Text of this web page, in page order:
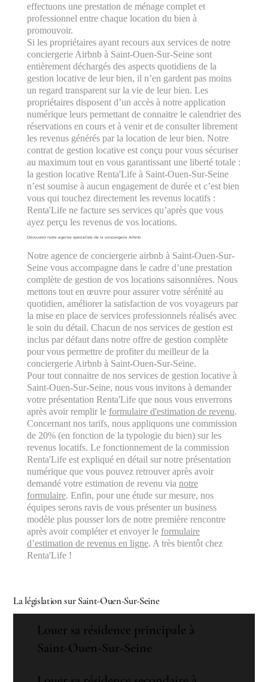
effectuons une prestation de ménage complet et
professionnel entre chaque location du bien à
promouvoir.
Si les propriétaires ayant recours aux services de notre
conciergerie Airbnb à Saint-Ouen-Sur-Seine sont
entièrement déchargés des aspects quotidiens de la
gestion locative de leur bien, il n’en gardent pas moins
un regard transparent sur la vie de leur bien. Les
propriétaires disposent d’un accès à notre application
numérique leurs permettant de connaitre le calendrier des
réservations en cours et à venir et de consulter librement
les revenus générés par la location de leur bien. Notre
contrat de gestion locative est conçu pour vous sécuriser
au maximum tout en vous garantissant une liberté totale :
la gestion locative Renta'Life à Saint-Ouen-Sur-Seine
n’est soumise à aucun engagement de durée et c’est bien
vous qui touchez directement les revenus locatifs :
Renta'Life ne facture ses services qu’après que vous
ayez perçu les revenus de vos locations.
Découvrez notre agence spécialiste de la conciergerie Airbnb :
Notre agence de conciergerie airbnb à Saint-Ouen-Sur-
Seine vous accompagne dans le cadre d’une prestation
complète de gestion de vos locations saisonnières. Nous
mettons tout en œuvre pour assurer votre sérénité au
quotidien, améliorer la satisfaction de vos voyageurs par
la mise en place de services professionnels réalisés avec
le soin du détail. Chacun de nos services de gestion est
inclus par défaut dans notre offre de gestion complète
pour vous permettre de profiter du meilleur de la
conciergerie Airbnb à Saint-Ouen-Sur-Seine.
Pour tout connaitre de nos services de gestion locative à
Saint-Ouen-Sur-Seine, nous vous invitons à demander
votre présentation Renta'Life que nous vous enverrons
après avoir remplir le formulaire d'estimation de revenu.
Concernant nos tarifs, nous appliquons une commission
de 20% (en fonction de la typologie du bien) sur les
revenus locatifs. Le fonctionnement de la commission
Renta'Life est expliqué en détail sur notre présentation
numérique que vous pouvez retrouver après avoir
demandé votre estimation de revenu via notre
formulaire. Enfin, pour une étude sur mesure, nos
équipes serons ravis de vous présenter un business
modèle plus pousser lors de notre première rencontre
après avoir compléter et envoyer le formulaire
d’estimation de revenus en ligne. A très bientôt chez
Renta'Life !
La législation sur Saint-Ouen-Sur-Seine
Louer sa résidence principale à
Saint-Ouen-Sur-Seine